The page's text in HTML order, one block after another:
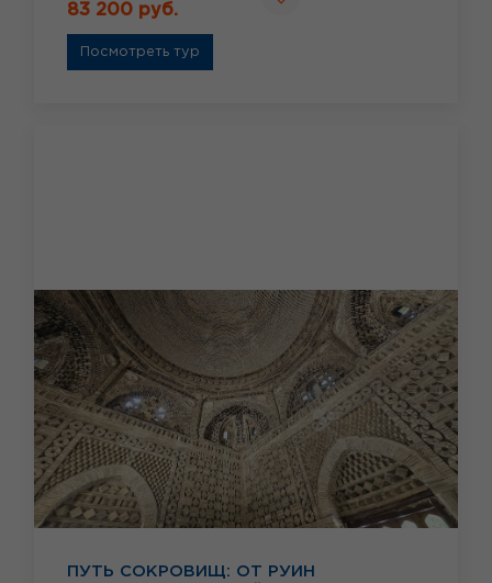
83 200 руб.
Посмотреть тур
ПУТЬ СОКРОВИЩ: ОТ РУИН